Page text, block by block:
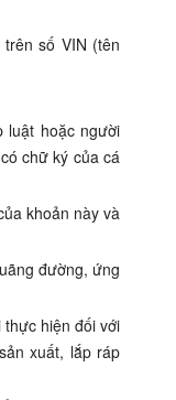
số VIN (tên
luật hoặc người
chữ ký của cá
khoản này và
đường, ứng
hiện đối với
xuất, lắp ráp